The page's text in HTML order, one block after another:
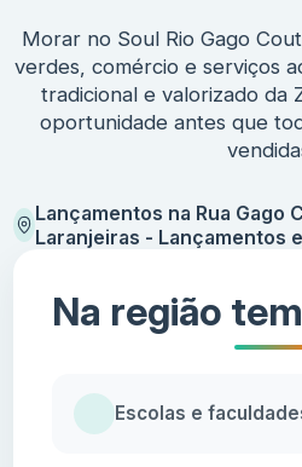
Morar no Soul Rio Gago
verdes, comércio e serviços
tradicional e valorizado da
oportunidade antes que
Lançamentos na Rua Gago
Laranjeiras - Lançamentos
Na região
Escolas e